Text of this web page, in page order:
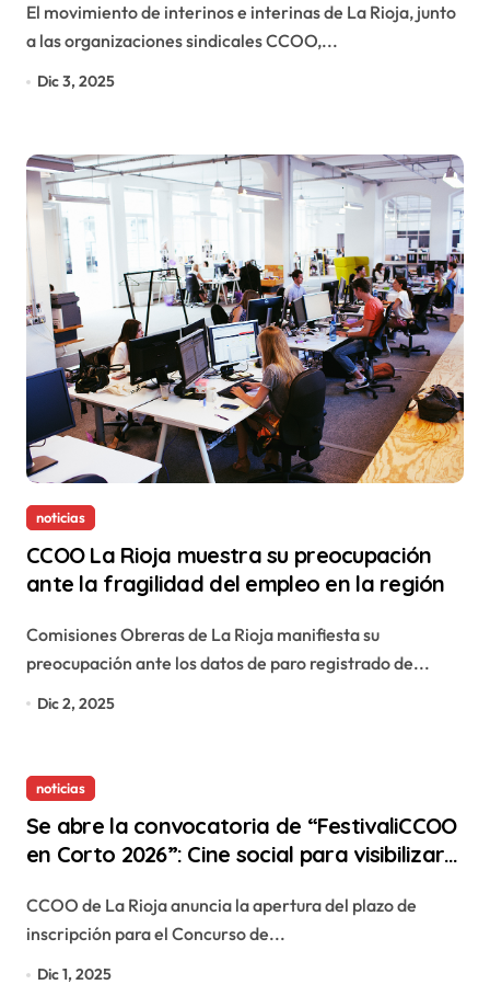
diciembre
El movimiento de interinos e interinas de La Rioja, junto
a las organizaciones sindicales CCOO,...
Dic 3, 2025
noticias
CCOO La Rioja muestra su preocupación
ante la fragilidad del empleo en la región
Comisiones Obreras de La Rioja manifiesta su
preocupación ante los datos de paro registrado de...
Dic 2, 2025
noticias
Se abre la convocatoria de “FestivaliCCOO
en Corto 2026”: Cine social para visibilizar
CCOO de La Rioja anuncia la apertura del plazo de
inscripción para el Concurso de...
Dic 1, 2025